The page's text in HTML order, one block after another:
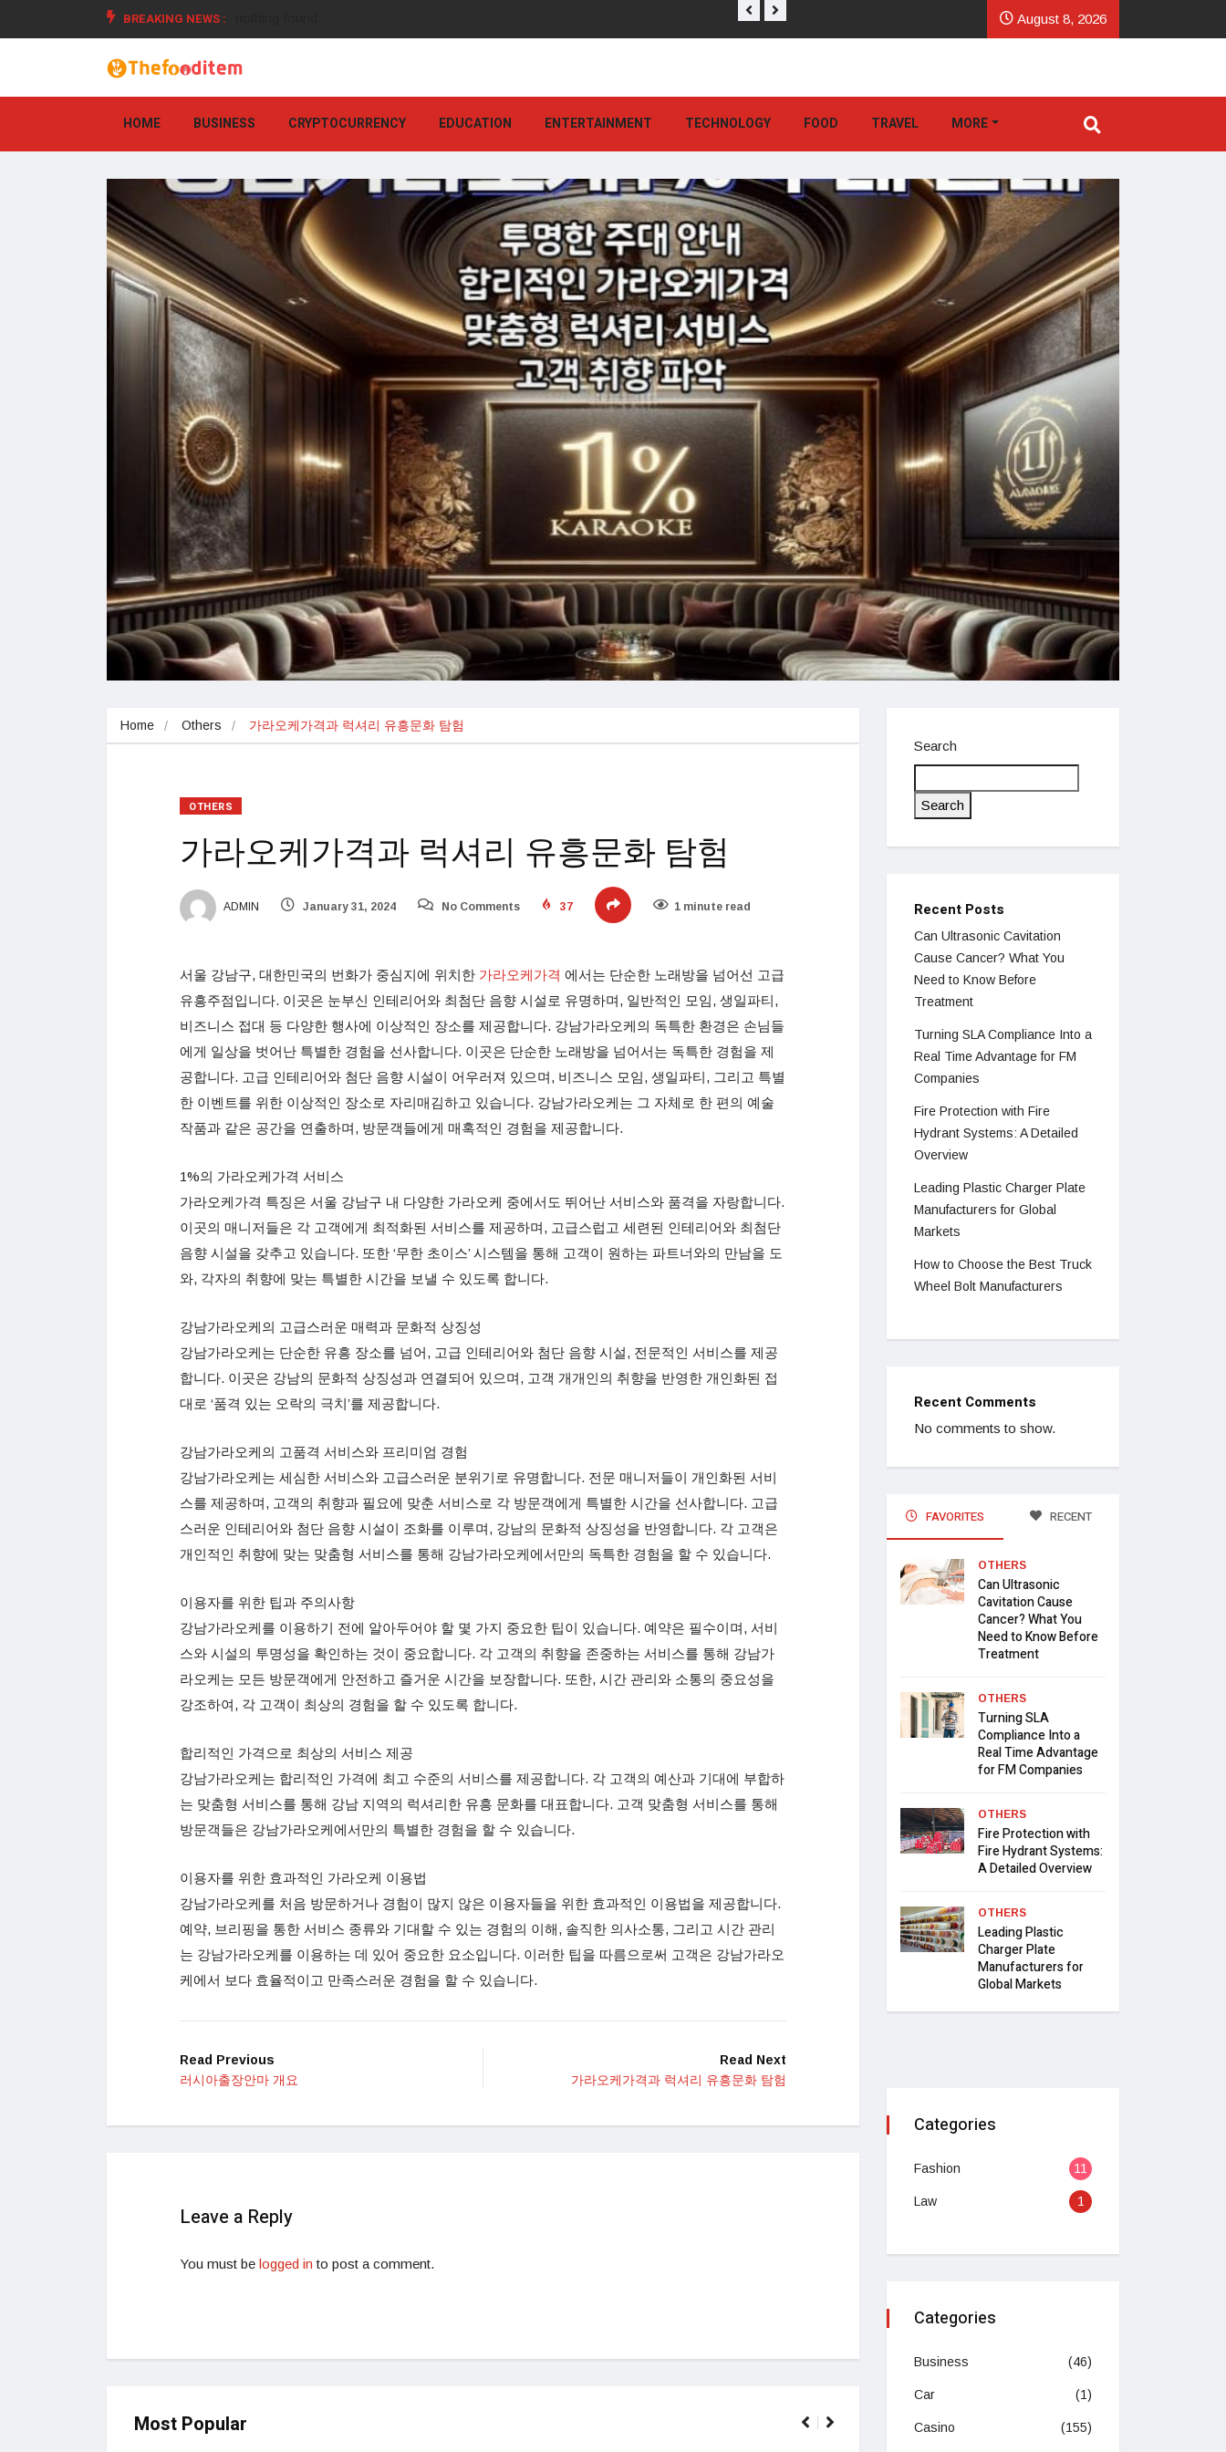
BREAKING NEWS : August 8, 2026
HOME BUSINESS CRYPTOCURRENCY EDUCATION ENTERTAINMENT TECHNOLOGY FOOD TRAVEL MORE
Home Others 가라오케가격과 럭셔리 유흥문화 탐험
OTHERS
가라오케가격과 럭셔리 유흥문화 탐험
ADMIN January 31, 2024 No Comments 37 1 minute read
서울 강남구, 대한민국의 번화가 중심지에 위치한 가라오케가격 에서는 단순한 노래방을 넘어선 고급
유흥주점입니다. 이곳은 눈부신 인테리어와 최첨단 음향 시설로 유명하며, 일반적인 모임, 생일파티,
비즈니스 접대 등 다양한 행사에 이상적인 장소를 제공합니다. 강남가라오케의 독특한 환경은 손님들
에게 일상을 벗어난 특별한 경험을 선사합니다. 이곳은 단순한 노래방을 넘어서는 독특한 경험을 제
공합니다. 고급 인테리어와 첨단 음향 시설이 어우러져 있으며, 비즈니스 모임, 생일파티, 그리고 특별
한 이벤트를 위한 이상적인 장소로 자리매김하고 있습니다. 강남가라오케는 그 자체로 한 편의 예술
작품과 같은 공간을 연출하며, 방문객들에게 매혹적인 경험을 제공합니다.
1%의 가라오케가격 서비스
가라오케가격 특징은 서울 강남구 내 다양한 가라오케 중에서도 뛰어난 서비스와 품격을 자랑합니다.
이곳의 매니저들은 각 고객에게 최적화된 서비스를 제공하며, 고급스럽고 세련된 인테리어와 최첨단
음향 시설을 갖추고 있습니다. 또한 ‘무한 초이스’ 시스템을 통해 고객이 원하는 파트너와의 만남을 도
와, 각자의 취향에 맞는 특별한 시간을 보낼 수 있도록 합니다.
강남가라오케의 고급스러운 매력과 문화적 상징성
강남가라오케는 단순한 유흥 장소를 넘어, 고급 인테리어와 첨단 음향 시설, 전문적인 서비스를 제공
합니다. 이곳은 강남의 문화적 상징성과 연결되어 있으며, 고객 개개인의 취향을 반영한 개인화된 접
대로 ‘품격 있는 오락의 극치’를 제공합니다.
강남가라오케의 고품격 서비스와 프리미엄 경험
강남가라오케는 세심한 서비스와 고급스러운 분위기로 유명합니다. 전문 매니저들이 개인화된 서비
스를 제공하며, 고객의 취향과 필요에 맞춘 서비스로 각 방문객에게 특별한 시간을 선사합니다. 고급
스러운 인테리어와 첨단 음향 시설이 조화를 이루며, 강남의 문화적 상징성을 반영합니다. 각 고객은
개인적인 취향에 맞는 맞춤형 서비스를 통해 강남가라오케에서만의 독특한 경험을 할 수 있습니다.
이용자를 위한 팁과 주의사항
강남가라오케를 이용하기 전에 알아두어야 할 몇 가지 중요한 팁이 있습니다. 예약은 필수이며, 서비
스와 시설의 투명성을 확인하는 것이 중요합니다. 각 고객의 취향을 존중하는 서비스를 통해 강남가
라오케는 모든 방문객에게 안전하고 즐거운 시간을 보장합니다. 또한, 시간 관리와 소통의 중요성을
강조하여, 각 고객이 최상의 경험을 할 수 있도록 합니다.
합리적인 가격으로 최상의 서비스 제공
강남가라오케는 합리적인 가격에 최고 수준의 서비스를 제공합니다. 각 고객의 예산과 기대에 부합하
는 맞춤형 서비스를 통해 강남 지역의 럭셔리한 유흥 문화를 대표합니다. 고객 맞춤형 서비스를 통해
방문객들은 강남가라오케에서만의 특별한 경험을 할 수 있습니다.
이용자를 위한 효과적인 가라오케 이용법
강남가라오케를 처음 방문하거나 경험이 많지 않은 이용자들을 위한 효과적인 이용법을 제공합니다.
예약, 브리핑을 통한 서비스 종류와 기대할 수 있는 경험의 이해, 솔직한 의사소통, 그리고 시간 관리
는 강남가라오케를 이용하는 데 있어 중요한 요소입니다. 이러한 팁을 따름으로써 고객은 강남가라오
케에서 보다 효율적이고 만족스러운 경험을 할 수 있습니다.
Read Previous
러시아출장안마 개요
Read Next
가라오케가격과 럭셔리 유흥문화 탐험
Leave a Reply
You must be logged in to post a comment.
Most Popular
Search
Search
Recent Posts
Can Ultrasonic Cavitation
Cause Cancer? What You
Need to Know Before
Treatment
Turning SLA Compliance Into a
Real Time Advantage for FM
Companies
Fire Protection with Fire
Hydrant Systems: A Detailed
Overview
Leading Plastic Charger Plate
Manufacturers for Global
Markets
How to Choose the Best Truck
Wheel Bolt Manufacturers
Recent Comments
No comments to show.
FAVORITES RECENT
OTHERS
Can Ultrasonic
Cavitation Cause
Cancer? What You
Need to Know Before
Treatment
OTHERS
Turning SLA
Compliance Into a
Real Time Advantage
for FM Companies
OTHERS
Fire Protection with
Fire Hydrant Systems:
A Detailed Overview
OTHERS
Leading Plastic
Charger Plate
Manufacturers for
Global Markets
Categories
Fashion 11
Law 1
Categories
Business (46)
Car (1)
Casino (155)